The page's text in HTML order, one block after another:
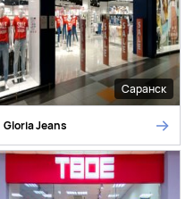
Саранск
Gloria Jeans